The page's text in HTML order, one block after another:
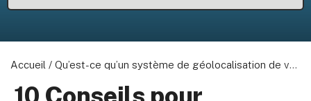
Accueil / Qu’est-ce qu’un système de géolocalisation de véhicules ?